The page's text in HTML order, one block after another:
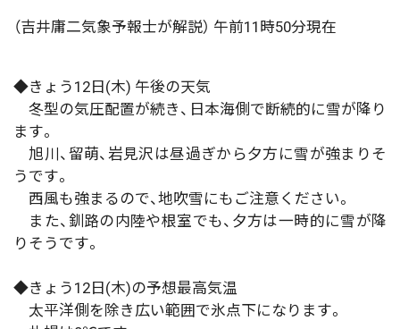
（吉井庸二気象予報士が解説） 午前11時50分現在
◆きょう12日(木) 午後の天気
冬型の気圧配置が続き、日本海側で断続的に雪が降り
ます。
旭川、留萌、岩見沢は昼過ぎから夕方に雪が強まりそ
うです。
西風も強まるので、地吹雪にもご注意ください。
また、釧路の内陸や根室でも、夕方は一時的に雪が降
りそうです。
◆きょう12日(木)の予想最高気温
太平洋側を除き広い範囲で氷点下になります。